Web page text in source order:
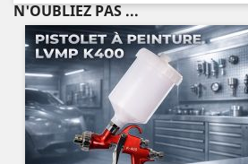
N'OUBLIEZ PAS ...